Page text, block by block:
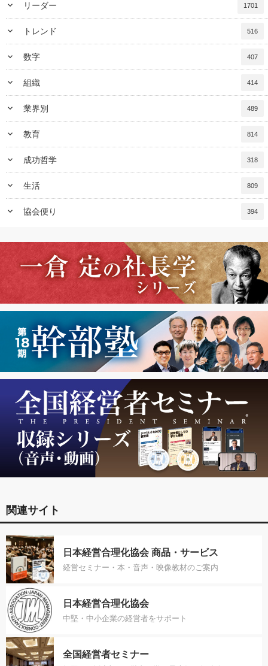
keyboard_arrow_down リーダー 1701
keyboard_arrow_down トレンド 516
keyboard_arrow_down 数字 407
keyboard_arrow_down 組織 414
keyboard_arrow_down 業界別 489
keyboard_arrow_down 教育 814
keyboard_arrow_down 成功哲学 318
keyboard_arrow_down 生活 809
keyboard_arrow_down 協会便り 394
関連サイト
日本経営合理化協会 商品・サービス
経営セミナー・本・音声・映像教材のご案内
日本経営合理化協会
中堅・中小企業の経営者をサポート
全国経営者セミナー